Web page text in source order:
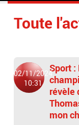
Toute
02/11/2024
10:31
Sport
révèle
mon